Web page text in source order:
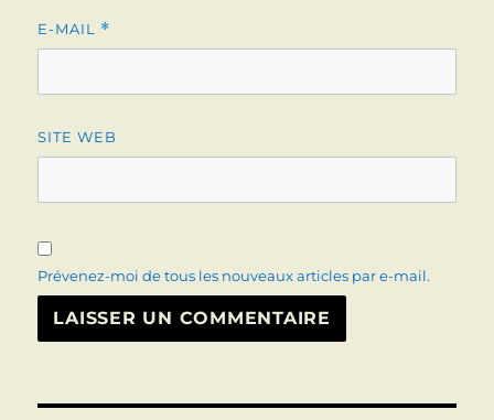
E-MAIL *
SITE WEB
Prévenez-moi de tous les nouveaux articles par e-mail.